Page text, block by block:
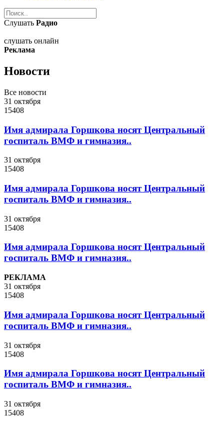
Слушать Радио
слушать онлайн
Реклама
Новости
Все новости
31 октября
15408
Имя адмирала Горшкова носят Центральный
госпиталь ВМФ и гимназия..
31 октября
15408
Имя адмирала Горшкова носят Центральный
госпиталь ВМФ и гимназия..
31 октября
15408
Имя адмирала Горшкова носят Центральный
госпиталь ВМФ и гимназия..
РЕКЛАМА
31 октября
15408
Имя адмирала Горшкова носят Центральный
госпиталь ВМФ и гимназия..
31 октября
15408
Имя адмирала Горшкова носят Центральный
госпиталь ВМФ и гимназия..
31 октября
15408